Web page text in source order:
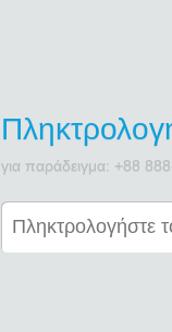
για παράδειγμα: +88